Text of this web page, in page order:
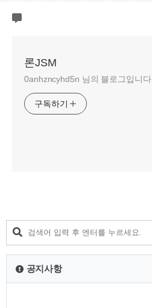
론JSM
0anhzncyhd5n 님의 블로그입니다.
구독하기
공지사항